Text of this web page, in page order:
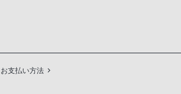
お支払い方法